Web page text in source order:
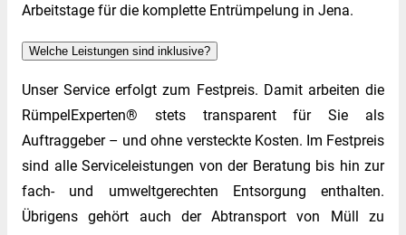
Arbeitstage für die komplette Entrümpelung in Jena.
Welche Leistungen sind inklusive?
Unser Service erfolgt zum Festpreis. Damit arbeiten die
RümpelExperten® stets transparent für Sie als
Auftraggeber – und ohne versteckte Kosten. Im Festpreis
sind alle Serviceleistungen von der Beratung bis hin zur
fach- und umweltgerechten Entsorgung enthalten.
Übrigens gehört auch der Abtransport von Müll zu